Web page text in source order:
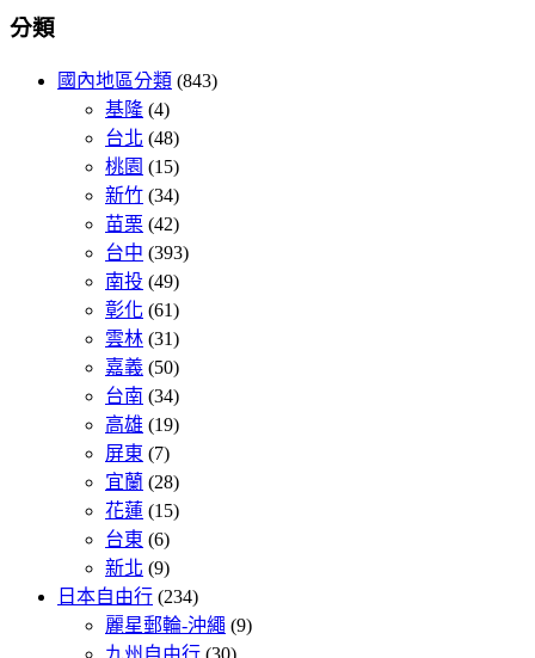
分類
國內地區分類 (843)
基隆 (4)
台北 (48)
桃園 (15)
新竹 (34)
苗栗 (42)
台中 (393)
南投 (49)
彰化 (61)
雲林 (31)
嘉義 (50)
台南 (34)
高雄 (19)
屏東 (7)
宜蘭 (28)
花蓮 (15)
台東 (6)
新北 (9)
日本自由行 (234)
麗星郵輪-沖繩 (9)
九州自由行 (30)